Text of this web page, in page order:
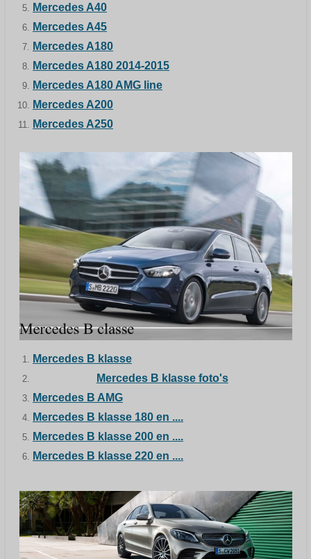
Mercedes A40
Mercedes A45
Mercedes A180
Mercedes A180 2014-2015
Mercedes A180 AMG line
Mercedes A200
Mercedes A250
Mercedes B klasse
Mercedes B klasse foto's
Mercedes B AMG
Mercedes B klasse 180 en ....
Mercedes B klasse 200 en ....
Mercedes B klasse 220 en ....